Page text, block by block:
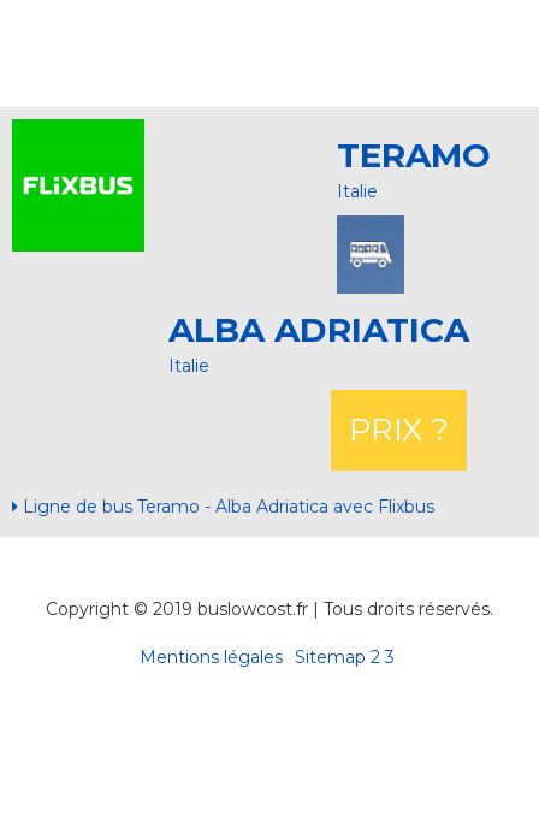
TERAMO
Italie
ALBA ADRIATICA
Italie
PRIX ?
Ligne de bus Teramo - Alba Adriatica avec Flixbus
Copyright © 2019 buslowcost.fr | Tous droits réservés.
Mentions légales Sitemap 2 3